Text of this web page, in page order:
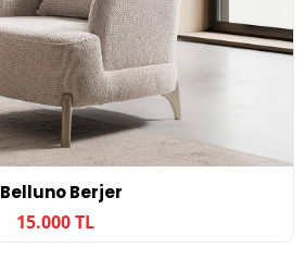
Belluno Berjer
15.000 TL